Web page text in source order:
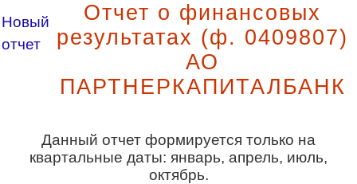
Новый
отчет
Отчет о финансовых
результатах (ф. 0409807)
АО
ПАРТНЕРКАПИТАЛБАНК
Данный отчет формируется только на
квартальные даты: январь, апрель, июль,
октябрь.